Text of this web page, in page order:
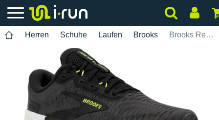
Herren Schuhe Laufen Brooks Brooks Revel Max Herren